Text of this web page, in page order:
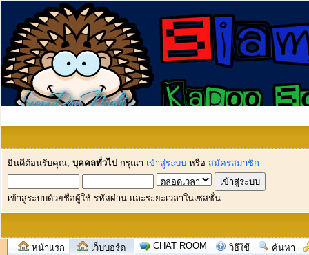
ยินดีต้อนรับคุณ, บุคคลทั่วไป กรุณา เข้าสู่ระบบ หรือ สมัครสมาชิก
เข้าสู่ระบบด้วยชื่อผู้ใช้ รหัสผ่าน และระยะเวลาในเซสชั่น
หน้าแรก เว็บบอร์ด CHAT ROOM วิธีใช้ ค้นหา